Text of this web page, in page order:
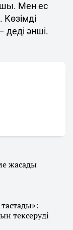
Мен ес
Көзімді
деді әнші.
жасады
тексеруді